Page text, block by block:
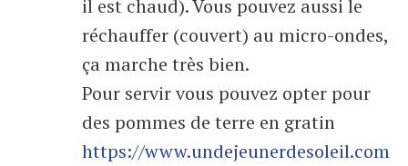
il est chaud). Vous pouvez aussi le
réchauffer (couvert) au micro-ondes,
ça marche très bien.
Pour servir vous pouvez opter pour
des pommes de terre en gratin
https://www.undejeunerdesoleil.com